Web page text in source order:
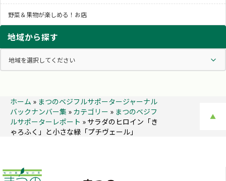
野菜＆果物が楽しめる！お店
地域から探す
ホーム » まつのベジフルサポータージャーナル
バックナンバー集 » カテゴリー » まつのベジフ
ルサポーターレポート » サラダのヒロイン「き
ゃろふく」と小さな緑「プチヴェール」
▲